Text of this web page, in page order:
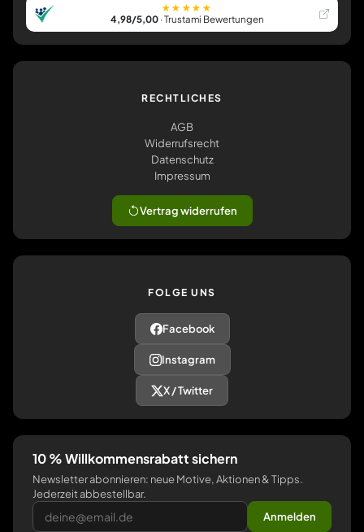
★★★★★
4,98/5,00· Trustami Bewertungen
RECHTLICHES
AGB
Widerrufsrecht
Datenschutz
Impressum
Vertrag widerrufen
FOLGE UNS
Facebook
Instagram
X / Twitter
10 % Willkommensrabatt sichern
Newsletter abonnieren: neue Motive, Aktionen & Tipps.
Jederzeit abbestellbar.
Anmelden